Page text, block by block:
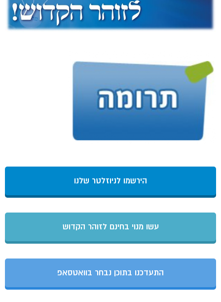
הירשמו לניוזלטר שלנו
עשו מנוי בחינם לזוהר הקדוש
התעדכנו בתוכן נבחר בוואטסאפ